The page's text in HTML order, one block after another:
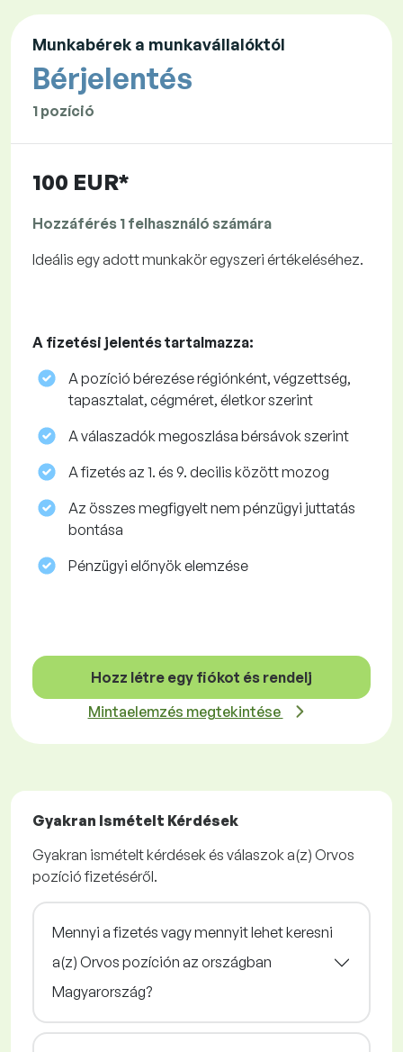
Munkabérek a munkavállalóktól
Bérjelentés
1 pozíció
100 EUR*
Hozzáférés 1 felhasználó számára
Ideális egy adott munkakör egyszeri értékeléséhez.
A fizetési jelentés tartalmazza:
A pozíció bérezése régiónként, végzettség,
tapasztalat, cégméret, életkor szerint
A válaszadók megoszlása ​​bérsávok szerint
A fizetés az 1. és 9. decilis között mozog
Az összes megfigyelt nem pénzügyi juttatás
bontása
Pénzügyi előnyök elemzése
Hozz létre egy fiókot és rendelj
Mintaelemzés megtekintése
Gyakran Ismételt Kérdések
Gyakran ismételt kérdések és válaszok a(z) Orvos
pozíció fizetéséről.
Mennyi a fizetés vagy mennyit lehet keresni
a(z) Orvos pozíción az országban
Magyarország?